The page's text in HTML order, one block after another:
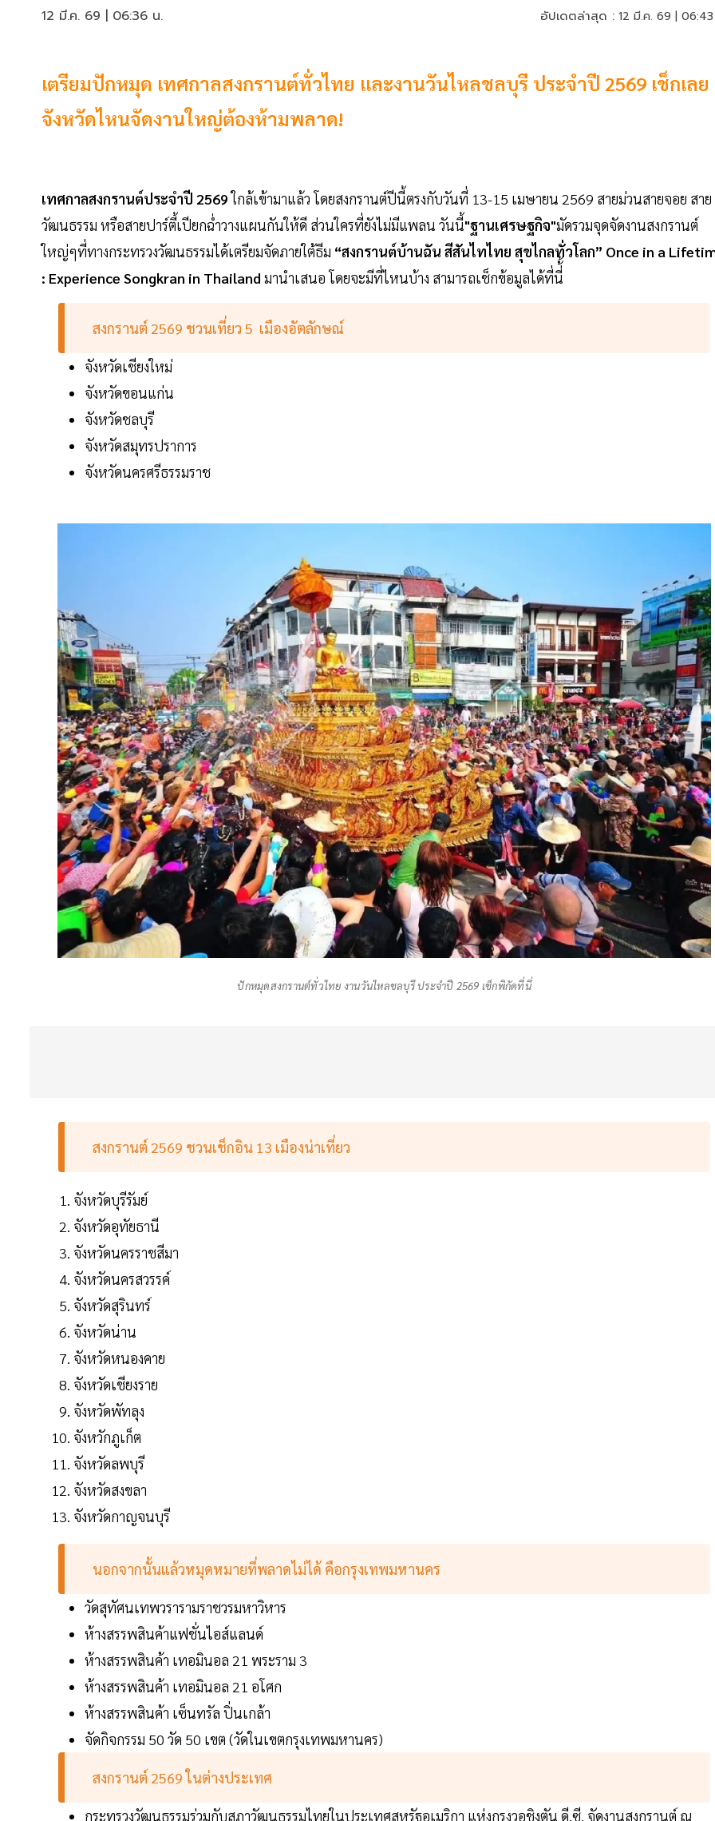
12 มี.ค. 69 | 06:36 น. อัปเดตล่าสุด : 12 มี.ค. 69 |
เตรียมปักหมุด เทศกาลสงกรานต์ทั่วไทย และงานวันไหลชลบุรี ประจำปี 2569 เช็กเลย
จังหวัดไหนจัดงานใหญ่ต้องห้ามพลาด!
เทศกาลสงกรานต์ประจำปี 2569ใกล้เข้ามาแล้ว โดยสงกรานต์ปีนี้ตรงกับวันที่ 13-15 เมษายน 2569 สายม่วนสายจอย สาย
วัฒนธรรม หรือสายปาร์ตี้เปียกฉ่ำวางแผนกันให้ดี ส่วนใครที่ยังไม่มีแพลน วันนี้"ฐานเศรษฐกิจ"มัดรวมจุดจัดงานสงกรานต์
ใหญ่ๆที่ทางกระทรวงวัฒนธรรมได้เตรียมจัดภายใต้ธีม “สงกรานต์บ้านฉัน สีสันไทไทย สุขไกลทั่วโลก” Once in a
: Experience Songkran in Thailand มานำเสนอ โดยจะมีที่ไหนบ้าง สามารถเช็กข้อมูลได้ที่นี่้้
สงกรานต์ 2569 ชวนเที่ยว 5 เมืองอัตลักษณ์
จังหวัดเชียงใหม่
จังหวัดขอนแก่น
จังหวัดชลบุรี
จังหวัดสมุทรปราการ
จังหวัดนครศรีธรรมราช
ปักหมุดสงกรานต์ทั่วไทย งานวันไหลชลบุรี ประจำปี 2569 เช็กพิกัดที่นี่
สงกรานต์ 2569 ชวนเช็กอิน 13 เมืองน่าเที่ยว
จังหวัดบุรีรัมย์
จังหวัดอุทัยธานี
จังหวัดนครราชสีมา
จังหวัดนครสวรรค์
จังหวัดสุรินทร์
จังหวัดน่าน
จังหวัดหนองคาย
จังหวัดเชียงราย
จังหวัดพัทลุง
จังหวักภูเก็ต
จังหวัดลพบุรี
จังหวัดสงขลา
จังหวัดกาญจนบุรี
นอกจากนั้นแล้วหมุดหมายที่พลาดไม่ได้ คือกรุงเทพมหานคร
วัดสุทัศนเทพวรารามราชวรมหาวิหาร
ห้างสรรพสินค้าแฟชั่นไอส์แลนด์
ห้างสรรพสินค้า เทอมินอล 21 พระราม 3
ห้างสรรพสินค้า เทอมินอล 21 อโศก
ห้างสรรพสินค้า เซ็นทรัล ปิ่นเกล้า
จัดกิจกรรม 50 วัด 50 เขต (วัดในเขตกรุงเทพมหานคร)
สงกรานต์ 2569 ในต่างประเทศ
กระทรวงวัฒนธรรมร่วมกับสภาวัฒนธรรมไทยในประเทศสหรัฐอเมริกา แห่งกรุงวอชิงตัน ดี.ซี. จัดงานสงกรานต์ ณ